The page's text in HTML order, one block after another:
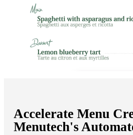
Accelerate Menu
Menutech's